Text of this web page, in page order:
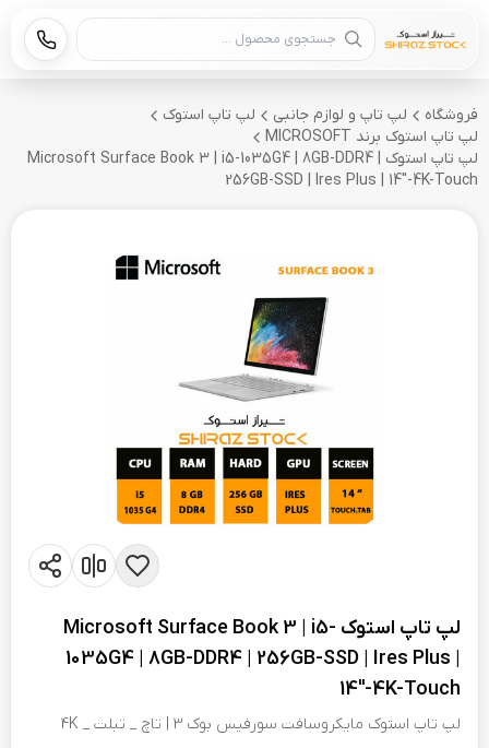
جستجوی محصول
فروشگاه لپ تاپ و لوازم جانبی
لپ تاپ استوک
لپ تاپ استوک برند MICROSOFT
لپ تاپ استوک Microsoft Surface Book 3 | i5-1035G4 | 8GB-DDR4 |
256GB-SSD | Ires Plus | 14"-4K-Touch
لپ تاپ استوک Microsoft Surface Book 3 | i5-
1035G4 | 8GB-DDR4 | 256GB-SSD | Ires Plus |
14"-4K-Touch
لپ تاپ استوک مایکروسافت سورفیس بوک 3 | تاچ _ تبلت _ 4K